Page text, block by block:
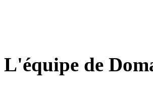
L'équipe de